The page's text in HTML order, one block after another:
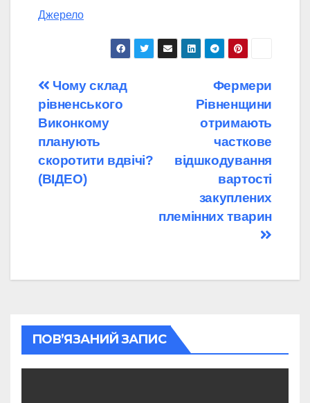
Джерело
Навігація
записів
Фермери
Рівненщини
отримають
часткове
відшкодування
вартості
закуплених
племінних тварин
Чому склад
рівненського
Виконкому
планують
скоротити вдвічі?
(ВІДЕО)
ПОВ’ЯЗАНИЙ ЗАПИС